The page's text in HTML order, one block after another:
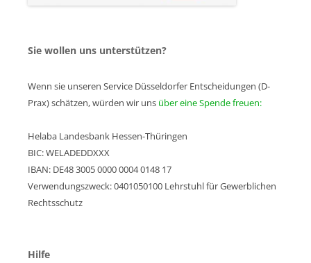
Sie wollen uns unterstützen?
Wenn sie unseren Service Düsseldorfer Entscheidungen (D-
Prax) schätzen, würden wir uns über eine Spende freuen:
Helaba Landesbank Hessen-Thüringen
BIC: WELADEDDXXX
IBAN: DE48 3005 0000 0004 0148 17
Verwendungszweck: 0401050100 Lehrstuhl für Gewerblichen
Rechtsschutz
Hilfe